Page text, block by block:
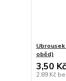
oběd)
3,50 Kč
2,89 Kč